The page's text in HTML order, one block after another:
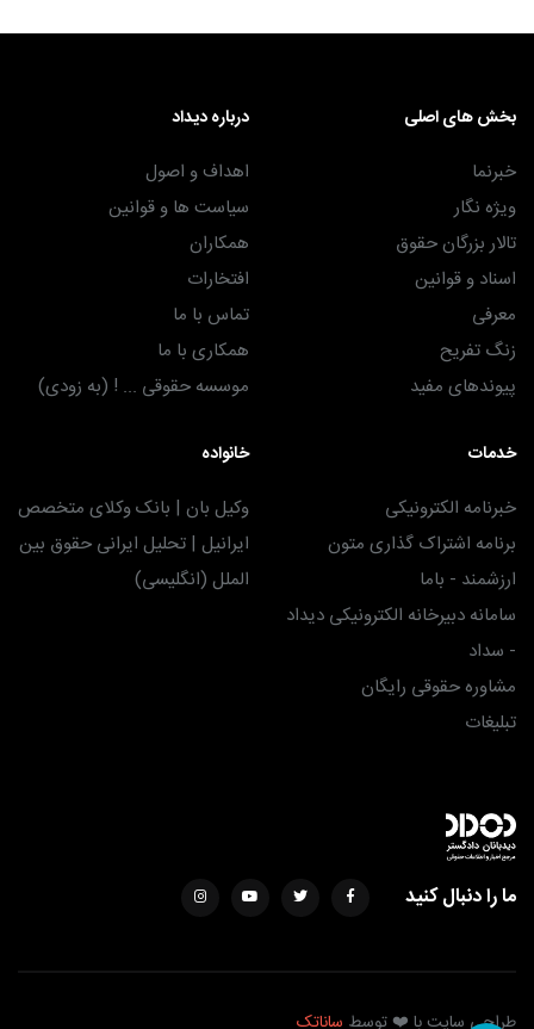
بخش های اصلی
خبرنما
ویژه نگار
تالار بزرگان حقوق
اسناد و قوانین
معرفی
زنگ تفریح
پیوندهای مفید
درباره دیداد
اهداف و اصول
سیاست ها و قوانین
همکاران
افتخارات
تماس با ما
همکاری با ما
موسسه حقوقی ... ! (به زودی)
خدمات
خبرنامه الکترونیکی
برنامه اشتراک گذاری متون
ارزشمند - باما
سامانه دبیرخانه الکترونیکی دیداد
- سداد
مشاوره حقوقی رایگان
تبلیغات
خانواده
وکیل بان | بانک وکلای متخصص
ایرانیل | تحلیل ایرانی حقوق بین
الملل (انگلیسی)
ما را دنبال کنید
طراحی سایت با ❤️ توسط ساناتک